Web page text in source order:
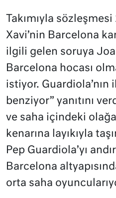
Takımıyla
Xavi’nin Barcelona
ilgili gelen soruya
Barcelona hocası
istiyor. Guardiola’nın
benziyor” yanıtını
ve saha içindeki
kenarına layıkıyla
Pep Guardiola’yı
Barcelona
orta saha